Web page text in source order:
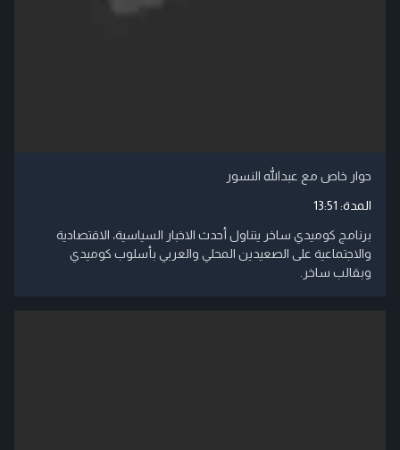
حوار خاص مع عبدالله النسور
المدة: 13:51
برنامج كوميدي ساخر يتناول أحدث الاخبار السياسية، الاقتصادية
والاجتماعية على الصعيدين المحلي والعربي بأسلوب كوميدي
وبقالب ساخر.